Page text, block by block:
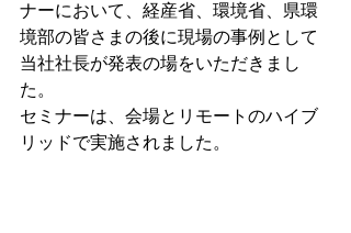
ナーにおいて、経産省、環境省、県環
境部の皆さまの後に現場の事例として
当社社長が発表の場をいただきまし
た。
セミナーは、会場とリモートのハイブ
リッドで実施されました。